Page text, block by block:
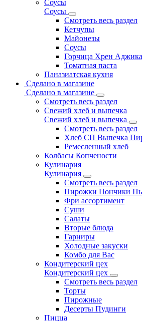
Соусы
Соусы
Смотреть весь раздел
Кетчупы
Майонезы
Соусы
Горчица Хрен Аджика
Томатная паста
Паназиатская кухня
Сделано в магазине
Сделано в магазине
Смотреть весь раздел
Свежий хлеб и выпечка
Свежий хлеб и выпечка
Смотреть весь раздел
Хлеб СП Выпечка
Ремесленный хлеб
Колбасы Копчености
Кулинария
Кулинария
Смотреть весь раздел
Пирожки Пончики
Фри ассортимент
Суши
Салаты
Вторые блюда
Гарниры
Холодные закуски
Комбо для Вас
Кондитерский цех
Кондитерский цех
Смотреть весь раздел
Торты
Пирожные
Десерты Пудинги
Пицца